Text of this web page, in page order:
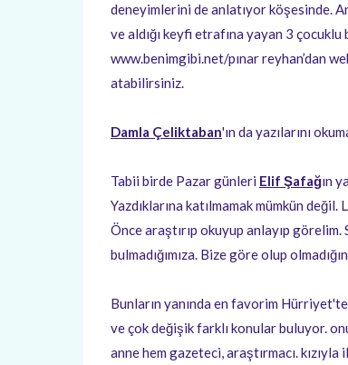
deneyimlerini de anlatıyor köşesinde.
ve aldığı keyfi etrafına yayan 3
www.benimgibi.net/pınar reyhan’dan
atabilirsiniz.
Damla Çeliktaban'ın da yazılarını
Tabii birde Pazar günleri Elif Şafağın
Yazdıklarına katılmamak mümkün
Önce araştırıp okuyup anlayıp görelim.
bulmadığımıza. Bize göre olup
Bunların yanında en favorim
ve çok değişik farklı konular buluyor.
anne hem gazeteci, araştırmacı.